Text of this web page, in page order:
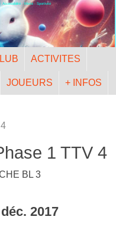
Accessibilité - Mixité - Sportivité
ACTIVITES
JOUEURS + INFOS
1 TTV 4
BL 3
déc. 2017